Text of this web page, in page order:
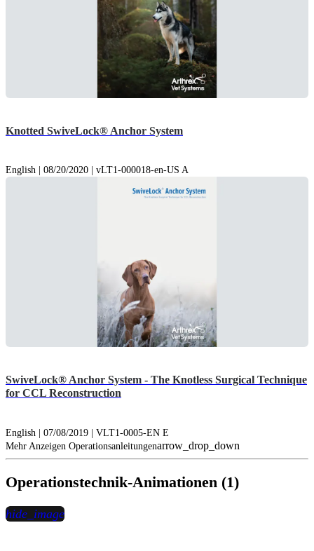
Knotted SwiveLock® Anchor System
English | 08/20/2020 | vLT1-000018-en-US A
SwiveLock® Anchor System - The Knotless Surgical Technique
for CCL Reconstruction
English | 07/08/2019 | VLT1-0005-EN E
Mehr Anzeigen Operationsanleitungenarrow_drop_down
Operationstechnik-Animationen (1)
hide_image